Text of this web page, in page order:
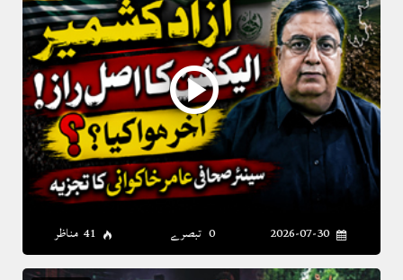
2026-07-30 0 تبصرے 41 مناظر